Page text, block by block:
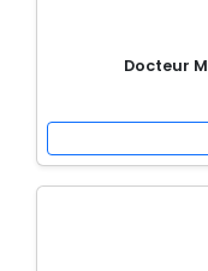
Docteur